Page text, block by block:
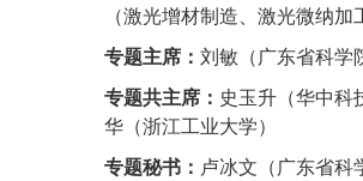
（激光增材制造、激光微纳
专题主席： 刘敏（广东省科学
专题共主席： 史玉升（华中
华（浙江工业大学）
专题秘书： 卢冰文（广东省科